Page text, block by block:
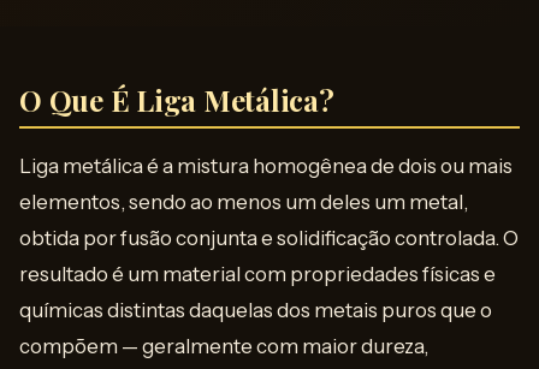
O Que É Liga Metálica?
Liga metálica é a mistura homogênea de dois ou mais
elementos, sendo ao menos um deles um metal,
obtida por fusão conjunta e solidificação controlada. O
resultado é um material com propriedades físicas e
químicas distintas daquelas dos metais puros que o
compõem — geralmente com maior dureza,